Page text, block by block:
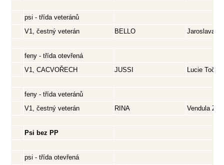
psi - třída veteránů
V1, čestný veterán
BELLO Jaroslava
feny - třída otevřená
V1, CACVOŘECH
JUSSI Lucie
feny - třída veteránů
V1, čestný veterán
RINA Vendula
Psi bez PP
psi - třída otevřená